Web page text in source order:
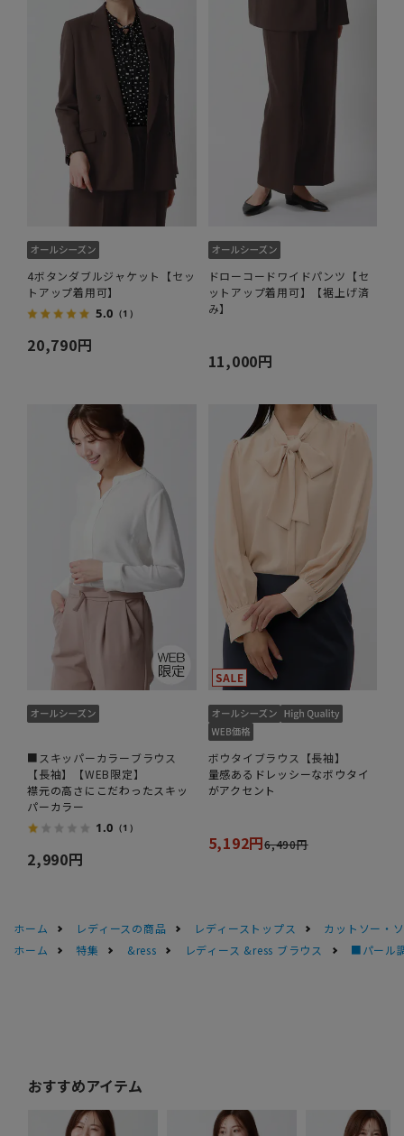
4ボタンダブルジャケット【セッ
トアップ着用可】
5.0 （1）
20,790円
ドローコードワイドパンツ【セ
ットアップ着用可】【裾上げ済
み】
11,000円
■スキッパーカラーブラウス
【長袖】【WEB限定】
襟元の高さにこだわったスキッ
パーカラー
1.0 （1）
2,990円
ボウタイブラウス【長袖】
量感あるドレッシーなボウタイ
がアクセント
5,192円6,490円
ホーム レディースの商品 レディーストップス
カットソー・
ホーム
特集 &ress レディース &ress ブラウス ■パール